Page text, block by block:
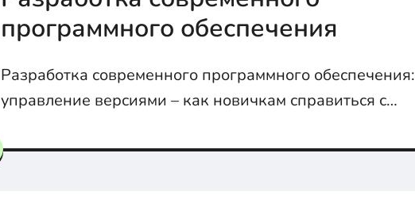
программного обеспечения
Разработка современного программного обеспечения:
управление версиями – как новичкам справиться с
версионированием и системой сборки.